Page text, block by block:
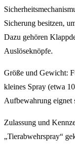
Sicherung besitzen,
Dazu gehören
Auslöseknöpfe.
Größe und Gewicht:
kleines Spray (etwa
Aufbewahrung eignet
Zulassung und
„Tierabwehrspray“